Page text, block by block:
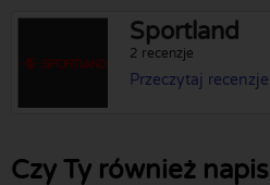
Sportland
2 recenzje
Przeczytaj
Czy Ty również